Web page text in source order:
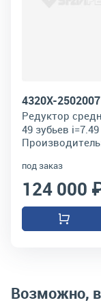
4320Х-2502007
Редуктор
49 зубьев i=7.49
под заказ
124 000
Возможно,